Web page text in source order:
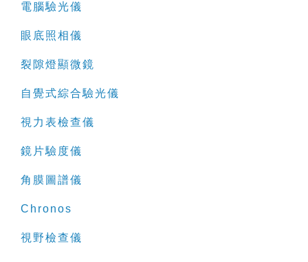
電腦驗光儀
眼底照相儀
裂隙燈顯微鏡
自覺式綜合驗光儀
視力表檢查儀
鏡片驗度儀
角膜圖譜儀
Chronos
視野檢查儀